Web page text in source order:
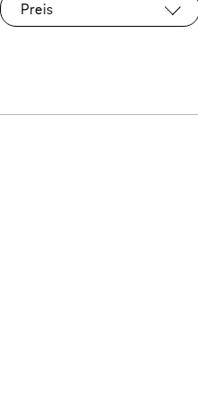
Preis